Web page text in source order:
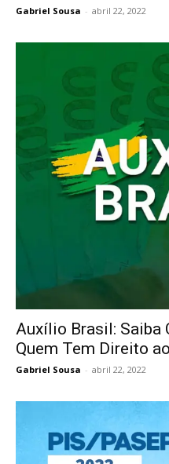
Gabriel Sousa - abril 22, 2022
Auxílio Brasil: Saiba
Quem Tem Direito
Gabriel Sousa - abril 22, 2022